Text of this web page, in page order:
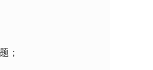
；